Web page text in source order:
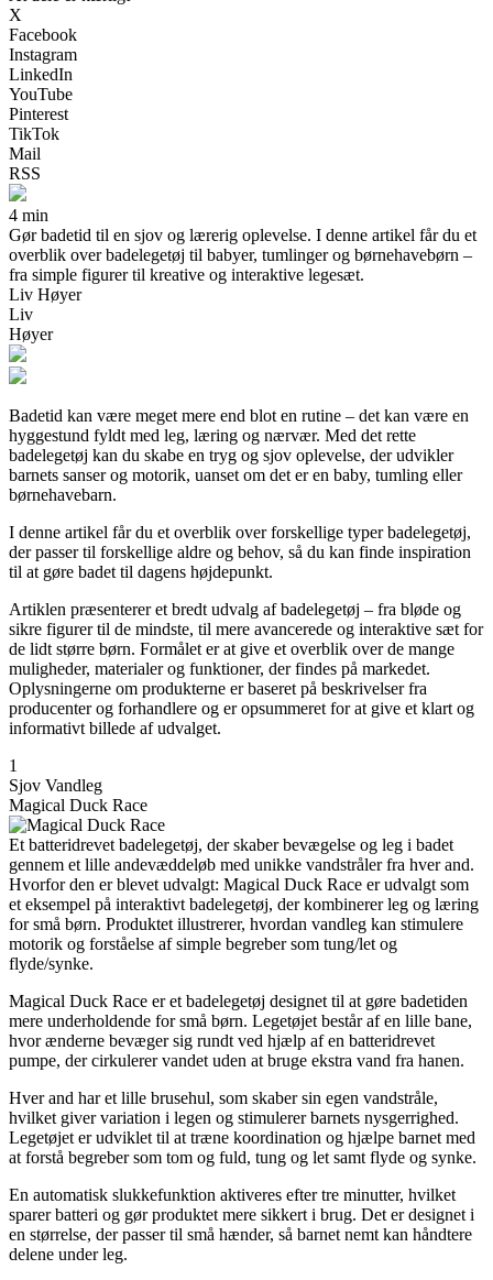
X
Facebook
Instagram
LinkedIn
YouTube
Pinterest
TikTok
Mail
RSS
4 min
Gør badetid til en sjov og lærerig oplevelse. I denne artikel får du et
overblik over badelegetøj til babyer, tumlinger og børnehavebørn –
fra simple figurer til kreative og interaktive legesæt.
Liv Høyer
Liv
Høyer
Badetid kan være meget mere end blot en rutine – det kan være en
hyggestund fyldt med leg, læring og nærvær. Med det rette
badelegetøj kan du skabe en tryg og sjov oplevelse, der udvikler
barnets sanser og motorik, uanset om det er en baby, tumling eller
børnehavebarn.
I denne artikel får du et overblik over forskellige typer badelegetøj,
der passer til forskellige aldre og behov, så du kan finde inspiration
til at gøre badet til dagens højdepunkt.
Artiklen præsenterer et bredt udvalg af badelegetøj – fra bløde og
sikre figurer til de mindste, til mere avancerede og interaktive sæt for
de lidt større børn. Formålet er at give et overblik over de mange
muligheder, materialer og funktioner, der findes på markedet.
Oplysningerne om produkterne er baseret på beskrivelser fra
producenter og forhandlere og er opsummeret for at give et klart og
informativt billede af udvalget.
1
Sjov Vandleg
Magical Duck Race
Et batteridrevet badelegetøj, der skaber bevægelse og leg i badet
gennem et lille andevæddeløb med unikke vandstråler fra hver and.
Hvorfor den er blevet udvalgt: Magical Duck Race er udvalgt som
et eksempel på interaktivt badelegetøj, der kombinerer leg og læring
for små børn. Produktet illustrerer, hvordan vandleg kan stimulere
motorik og forståelse af simple begreber som tung/let og
flyde/synke.
Magical Duck Race er et badelegetøj designet til at gøre badetiden
mere underholdende for små børn. Legetøjet består af en lille bane,
hvor ænderne bevæger sig rundt ved hjælp af en batteridrevet
pumpe, der cirkulerer vandet uden at bruge ekstra vand fra hanen.
Hver and har et lille brusehul, som skaber sin egen vandstråle,
hvilket giver variation i legen og stimulerer barnets nysgerrighed.
Legetøjet er udviklet til at træne koordination og hjælpe barnet med
at forstå begreber som tom og fuld, tung og let samt flyde og synke.
En automatisk slukkefunktion aktiveres efter tre minutter, hvilket
sparer batteri og gør produktet mere sikkert i brug. Det er designet i
en størrelse, der passer til små hænder, så barnet nemt kan håndtere
delene under leg.